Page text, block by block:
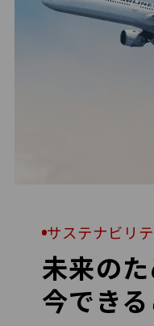
サステナビリテ
未来の
今でき